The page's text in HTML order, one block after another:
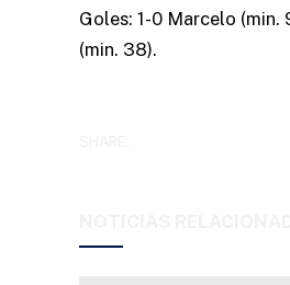
Goles: 1-0 Marcelo (min.
(min. 38).